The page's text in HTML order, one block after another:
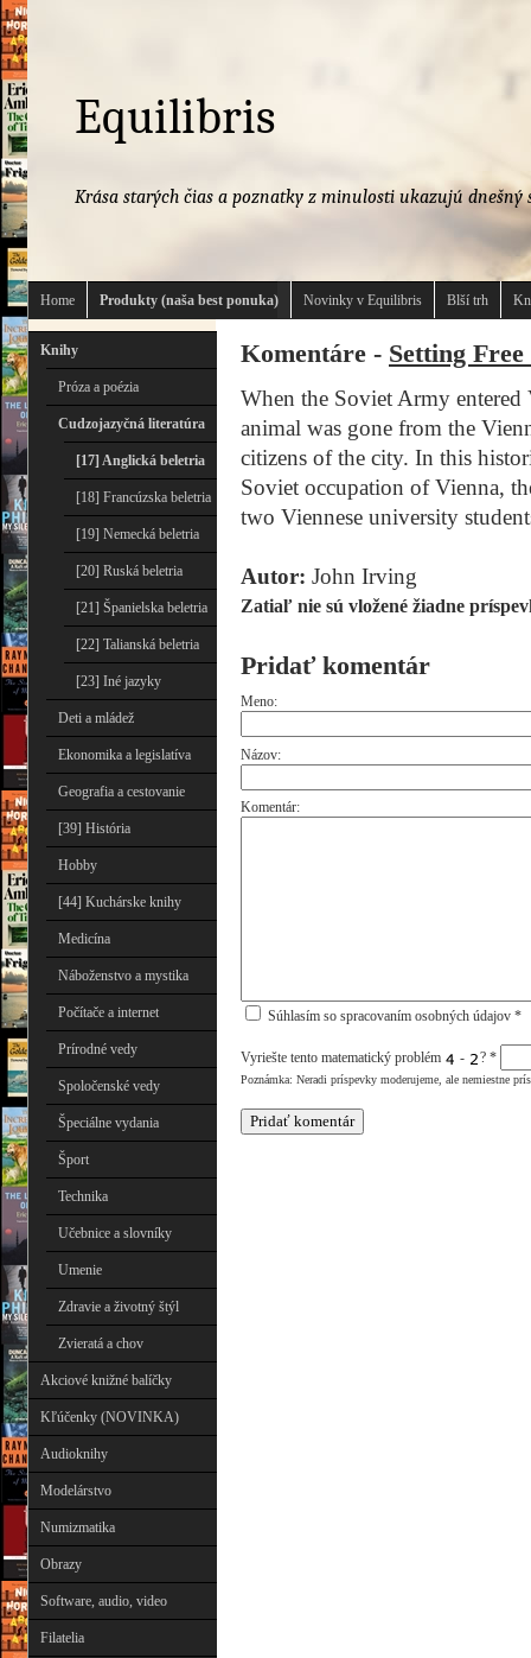
Equilibris
Krása starých čias a poznatky z minulosti ukazujú dnešný
Home Produkty (naša best ponuka) Novinky v Equilibris Blší trh
Knihy
Próza a poézia
Cudzojazyčná literatúra
[17] Anglická beletria
[18] Francúzska beletria
[19] Nemecká beletria
[20] Ruská beletria
[21] Španielska beletria
[22] Talianská beletria
[23] Iné jazyky
Deti a mládež
Ekonomika a legislatíva
Geografia a cestovanie
[39] História
Hobby
[44] Kuchárske knihy
Medicína
Náboženstvo a mystika
Počítače a internet
Prírodné vedy
Spoločenské vedy
Špeciálne vydania
Šport
Technika
Učebnice a slovníky
Umenie
Zdravie a životný štýl
Zvieratá a chov
Akciové knižné balíčky
Kľúčenky (NOVINKA)
Audioknihy
Modelárstvo
Numizmatika
Obrazy
Software, audio, video
Filatelia
Komentáre - Setting
When the Soviet Army
animal was gone from the
citizens of the city. In this
Soviet occupation of Vienna,
two Viennese university
Autor: John Irving
Zatiaľ nie sú vložené žiadne
Pridať komentár
Meno:
Názov:
Komentár:
Súhlasím so spracovaním osobných údajov *
Vyriešte tento matematický problém - ? *
Poznámka: Neradi príspevky moderujeme, ale nemiestne